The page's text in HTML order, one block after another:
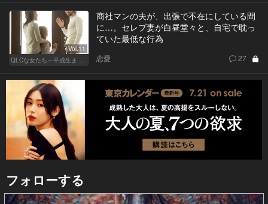
Vol.11
商社マンの夫が、出張で不在にしている間
に…。セレブ妻が白昼堂々と、自宅で耽っ
ていた最低な行為
恋愛 27
フォローする